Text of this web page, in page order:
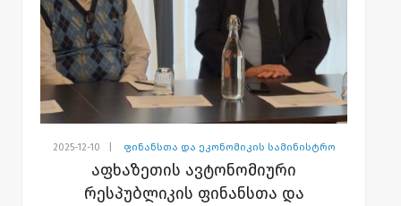
2025-12-10 ფინანსთა და ეკონომიკის სამინისტრო
აფხაზეთის ავტონომიური
რესპუბლიკის ფინანსთა და